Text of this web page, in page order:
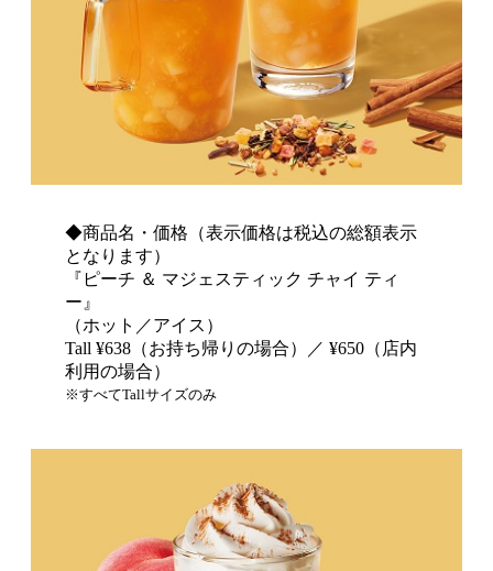
◆商品名・価格（表示価格は税込の総額表示
となります）
『ピーチ ＆ マジェスティック チャイ ティ
ー』
（ホット／アイス）
Tall ¥638（お持ち帰りの場合）／ ¥650（店内
利用の場合）
※すべてTallサイズのみ